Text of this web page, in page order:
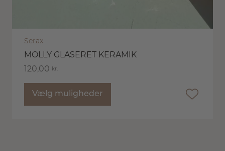
Serax
MOLLY GLASERET KERAMIK
120,00 kr.
Vælg muligheder